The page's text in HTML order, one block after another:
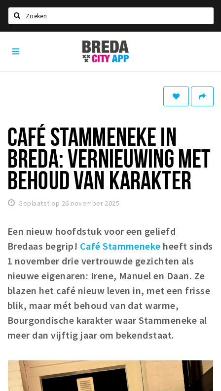
Home
Eten
Drinken
Slapen
Winkelgebieden
Parkeren
Bezienswaardigheden
Musea, theaters & podia
Uitjes & activiteiten
Toeristische routes
Natuurgebieden
Sport
Breda
City
App
CAFÉ STAMMENEKE IN
BREDA: VERNIEUWING MET
BEHOUD VAN KARAKTER
Geplaatst op 26 november 2025
Een nieuw hoofdstuk voor een geliefd
Bredaas begrip! Café Stammeneke heeft sinds
1 november drie vertrouwde gezichten als
nieuwe eigenaren: Irene, Manuel en Daan. Ze
blazen het café nieuw leven in, met een frisse
blik, maar mét behoud van dat warme,
Bourgondische karakter waar Stammeneke al
meer dan vijftig jaar om bekendstaat.